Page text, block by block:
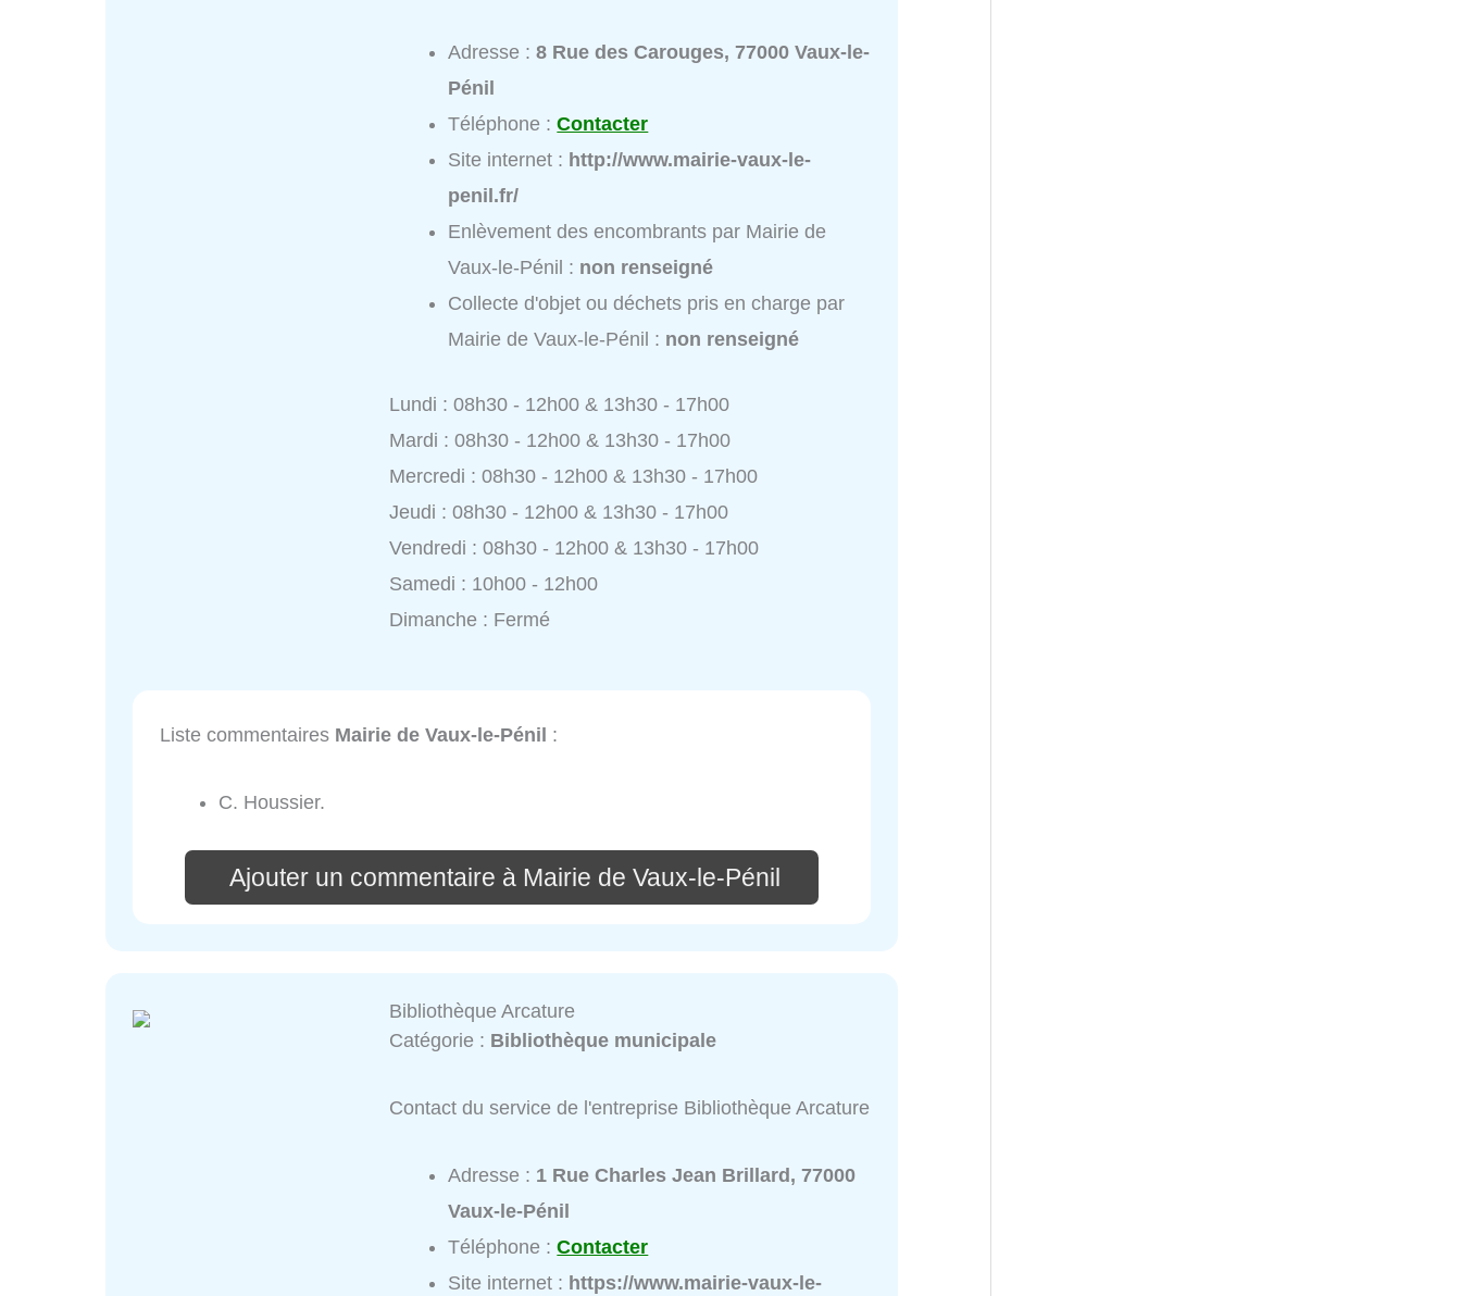
Adresse :8 Rue des Carouges, 77000 Vaux-le-
Pénil
Téléphone :Contacter
Site internet : http://www.mairie-vaux-le-
penil.fr/
Enlèvement des encombrants par Mairie de
Vaux-le-Pénil : non renseigné
Collecte d'objet ou déchets pris en charge par
Mairie de Vaux-le-Pénil : non renseigné
Lundi : 08h30 - 12h00 & 13h30 - 17h00
Mardi : 08h30 - 12h00 & 13h30 - 17h00
Mercredi : 08h30 - 12h00 & 13h30 - 17h00
Jeudi : 08h30 - 12h00 & 13h30 - 17h00
Vendredi : 08h30 - 12h00 & 13h30 - 17h00
Samedi : 10h00 - 12h00
Dimanche : Fermé
Liste commentaires Mairie de Vaux-le-Pénil :
C. Houssier.
Ajouter un commentaire à Mairie de Vaux-le-Pénil
Bibliothèque Arcature
Catégorie : Bibliothèque municipale
Contact du service de l'entreprise Bibliothèque Arcature
Adresse : 1 Rue Charles Jean Brillard, 77000
Vaux-le-Pénil
Téléphone :Contacter
Site internet : https://www.mairie-vaux-le-